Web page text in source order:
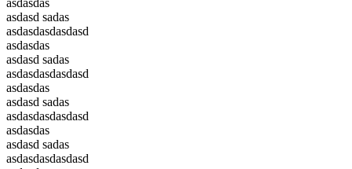
asdasdas
asdasd sadas
asdasdasdasdasd
asdasdas
asdasd sadas
asdasdasdasdasd
asdasdas
asdasd sadas
asdasdasdasdasd
asdasdas
asdasd sadas
asdasdasdasdasd